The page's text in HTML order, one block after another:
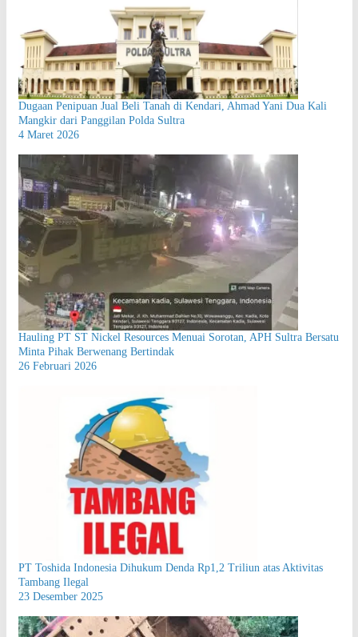
Dugaan Penipuan Jual Beli Tanah di Kendari, Ahmad Yani Dua Kali
Mangkir dari Panggilan Polda Sultra
4 Maret 2026
Hauling PT ST Nickel Resources Menuai Sorotan, APH Sultra Bersatu
Minta Pihak Berwenang Bertindak
26 Februari 2026
PT Toshida Indonesia Dihukum Denda Rp1,2 Triliun atas Aktivitas
Tambang Ilegal
23 Desember 2025